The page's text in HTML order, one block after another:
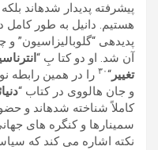
پيشرفته پديدار شدهاند
ھستيم. دانيل به طور کامل
پديدهی “گلوباليزاسيون”
آن شد. او دو کتا بِ “
تغيير “٣٠ را در ھمين رابطه
و جان ھالووی در کتاب “
کاملاً شناخته شدهاند و
سمينارھا و کنگره ھای
نکته اشاره می کند که